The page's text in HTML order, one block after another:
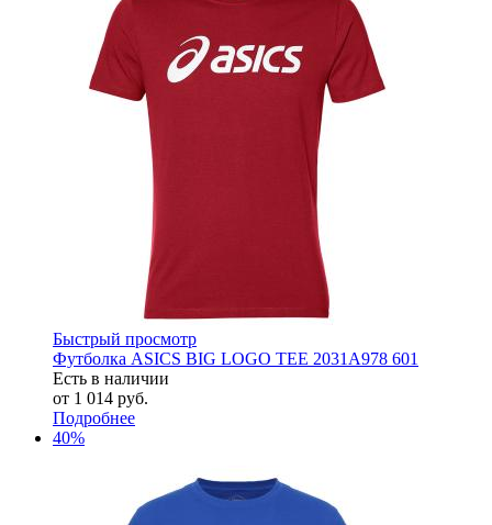
Быстрый просмотр
Футболка ASICS BIG LOGO TEE 2031A978 601
Есть в наличии
от 1 014 руб.
Подробнее
40%